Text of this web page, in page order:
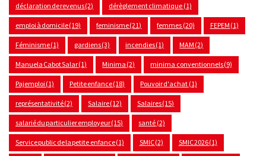
déclaration de revenus(2) dérèglement climatique (1)
emploi à domicile(19) feminisme(21) femmes (20) FEPEM (1)
Féminisme(1) gardiens(3) incendies(1) MAM (2)
Manuela Cabot Salar(1) Minima (2) minima conventionnels(9)
Pajemploi (1) Petite enfance(18) Pouvoir d'achat (1)
représentativité(2) Salaire(12) Salaires(15)
salarié du particulier employeur(15) santé (2)
Service public de la petite enfance(1) SMIC(2) SMIC 2026(1)